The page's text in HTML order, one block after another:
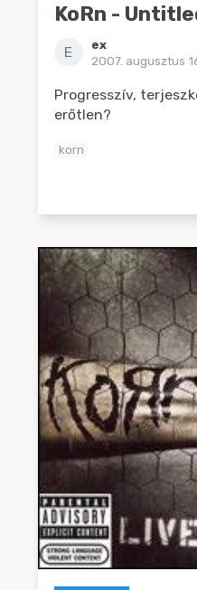
KoRn -
E
ex
2007. augusztus
Progresszív,
erőtlen?
korn